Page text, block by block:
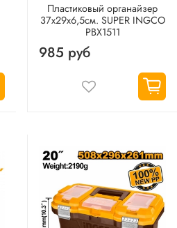
Пластиковый органайзер
37х29х6,5см. SUPER INGCO
PBX1511
985 руб